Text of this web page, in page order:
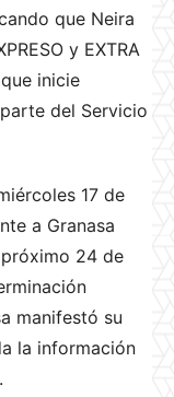
que Neira
y EXTRA
inicie
del Servicio
17 de
a Granasa
24 de
manifestó su
la información